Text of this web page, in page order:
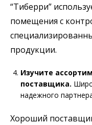
“Тиберри”
помещения с
продукции.
Изучите
поставщика.
надежного
Хороший